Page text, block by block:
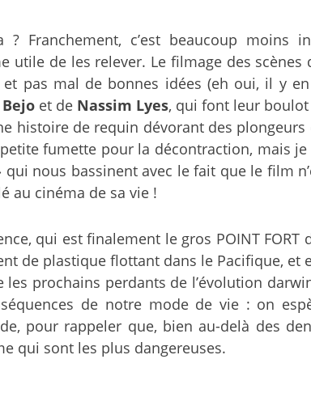
c’est beaucoup moins
utile de les relever. Le filmage des
et pas mal de bonnes idées (eh oui, il y
et de Nassim Lyes, qui font leur boulot
histoire de requin dévorant des
fumette pour la décontraction, mais
nous bassinent avec le fait que le film
au cinéma de sa vie !
qui est finalement le gros POINT
de plastique flottant dans le Pacifique, et
prochains perdants de l’évolution
de notre mode de vie : on
pour rappeler que, bien au-delà des
qui sont les plus dangereuses.